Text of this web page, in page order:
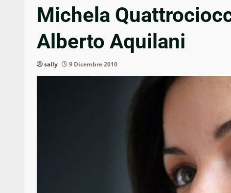
Michela
Alberto Aquilani
sally 9 Dicembre 2010